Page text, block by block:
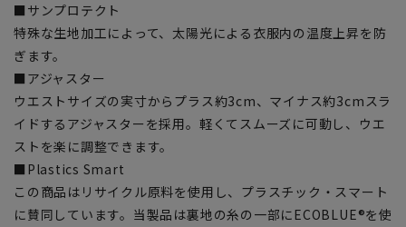
■サンプロテクト
特殊な生地加工によって、太陽光による衣服内の温度上昇を防
ぎます。
■アジャスター
ウエストサイズの実寸からプラス約3cm、マイナス約3cmスラ
イドするアジャスターを採用。軽くてスムーズに可動し、ウエ
ストを楽に調整できます。
■Plastics Smart
この商品はリサイクル原料を使用し、プラスチック・スマート
に賛同しています。当製品は裏地の糸の一部にECOBLUE®を使